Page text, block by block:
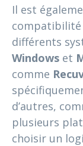
Il est
compatibilité
différents
Windows et
comme
d’autres,
plusieurs
choisir un